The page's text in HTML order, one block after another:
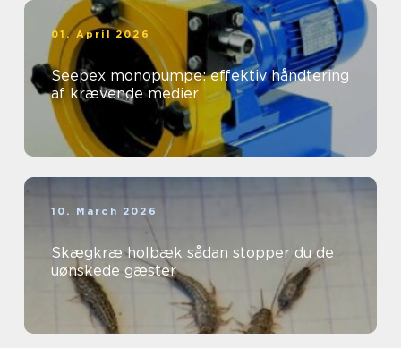
01. April 2026
Seepex monopumpe: effektiv håndtering
af krævende medier
10. March 2026
Skægkræ holbæk sådan stopper du de
uønskede gæster